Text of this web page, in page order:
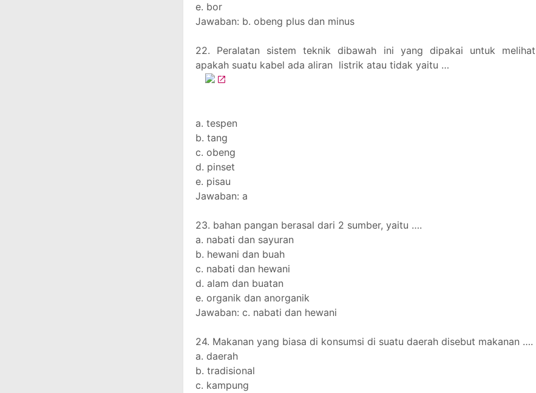
e. bor
Jawaban: b. obeng plus dan minus
22. Peralatan sistem teknik dibawah ini yang dipakai untuk melihat
apakah suatu kabel ada aliran listrik atau tidak yaitu …
a. tespen
b. tang
c. obeng
d. pinset
e. pisau
Jawaban: a
23. bahan pangan berasal dari 2 sumber, yaitu ….
a. nabati dan sayuran
b. hewani dan buah
c. nabati dan hewani
d. alam dan buatan
e. organik dan anorganik
Jawaban: c. nabati dan hewani
24. Makanan yang biasa di konsumsi di suatu daerah disebut makanan ….
a. daerah
b. tradisional
c. kampung